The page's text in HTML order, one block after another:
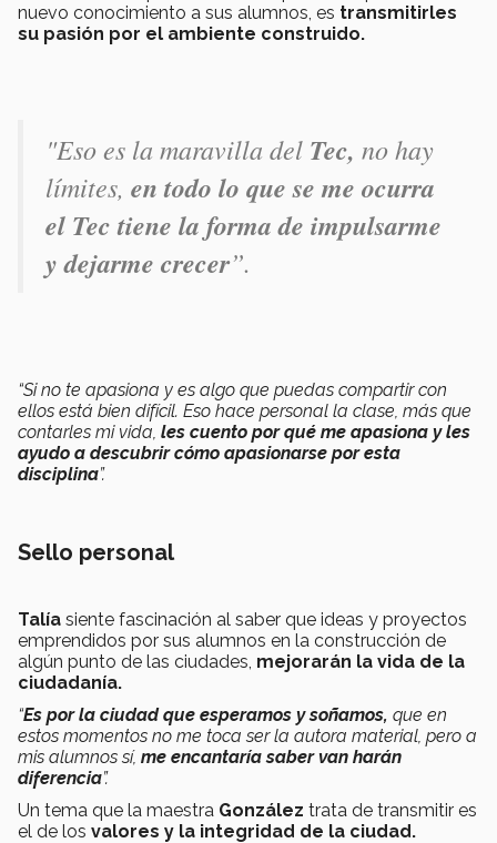
nuevo conocimiento a sus alumnos, es transmitirles
su pasión por el ambiente construido.
"Eso es la maravilla del Tec, no hay
límites, en todo lo que se me ocurra
el Tec tiene la forma de impulsarme
y dejarme crecer”.
“Si no te apasiona y es algo que puedas compartir con
ellos está bien difícil. Eso hace personal la clase, más que
contarles mi vida, les cuento por qué me apasiona y les
ayudo a descubrir cómo apasionarse por esta
disciplina”.
Sello personal
Talía siente fascinación al saber que ideas y proyectos
emprendidos por sus alumnos en la construcción de
algún punto de las ciudades, mejorarán la vida de la
ciudadanía.
“Es por la ciudad que esperamos y soñamos, que en
estos momentos no me toca ser la autora material, pero a
mis alumnos sí, me encantaría saber van harán
diferencia”.
Un tema que la maestra González trata de transmitir es
el de los valores y la integridad de la ciudad.